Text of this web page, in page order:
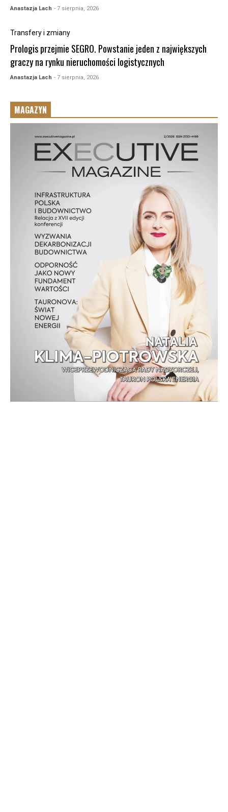
Anastazja Lach - 7 sierpnia, 2026
Transfery i zmiany
Prologis przejmie SEGRO. Powstanie jeden z największych
graczy na rynku nieruchomości logistycznych
Anastazja Lach - 7 sierpnia, 2026
MAGAZYN